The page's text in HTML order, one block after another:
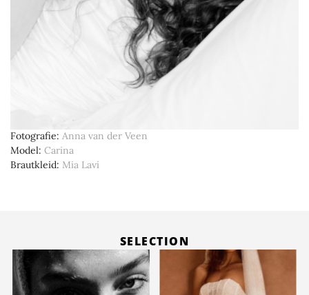
Fotografie Anna van der Veen
Model Carina
Brautkleid Mia Lavi
SELECTION